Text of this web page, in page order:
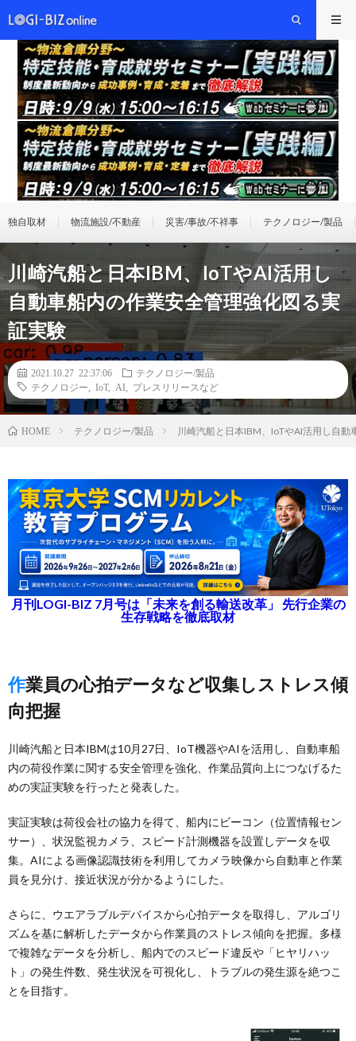
独自取材 物流施設/不動産 災害/事故/不祥事 テクノロジー/製品
川崎汽船と日本IBM、IoTやAI活用し
自動車船内の作業安全管理強化図る実
証実験
2021.10.27 22:37:06
テクノロジー/製品
テクノロジー
IoT, AI プレスリリースなど
HOME テクノロジー/製品 川崎汽船と日本IBM、IoTやAI活用し自
月刊LOGI-BIZ 7月号は「未来を創る輸送改革」 先行企業の
生存戦略を徹底取材
作業員の心拍データなど収集しストレス傾
向把握
川崎汽船と日本IBMは10月27日、IoT機器やAIを活用し、自動車船
内の荷役作業に関する安全管理を強化、作業品質向上につなげるた
めの実証実験を行ったと発表した。
実証実験は荷役会社の協力を得て、船内にビーコン（位置情報セン
サー）、状況監視カメラ、スピード計測機器を設置しデータを収
集。AIによる画像認識技術を利用してカメラ映像から自動車と作業
員を見分け、接近状況が分かるようにした。
さらに、ウエアラブルデバイスから心拍データを取得し、アルゴリ
ズムを基に解析したデータから作業員のストレス傾向を把握。多様
で複雑なデータを分析し、船内でのスピード違反や「ヒヤリハッ
ト」の発生件数、発生状況を可視化し、トラブルの発生源を絶つこ
とを目指す。